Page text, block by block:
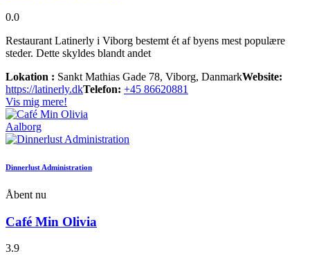
0.0
Restaurant Latinerly i Viborg bestemt ét af byens mest populære
steder. Dette skyldes blandt andet
Lokation : Sankt Mathias Gade 78, Viborg, DanmarkWebsite:
https://latinerly.dkTelefon: +45 86620881
Vis mig mere!
Aalborg
Dinnerlust Administration
Åbent nu
Café Min Olivia
3.9